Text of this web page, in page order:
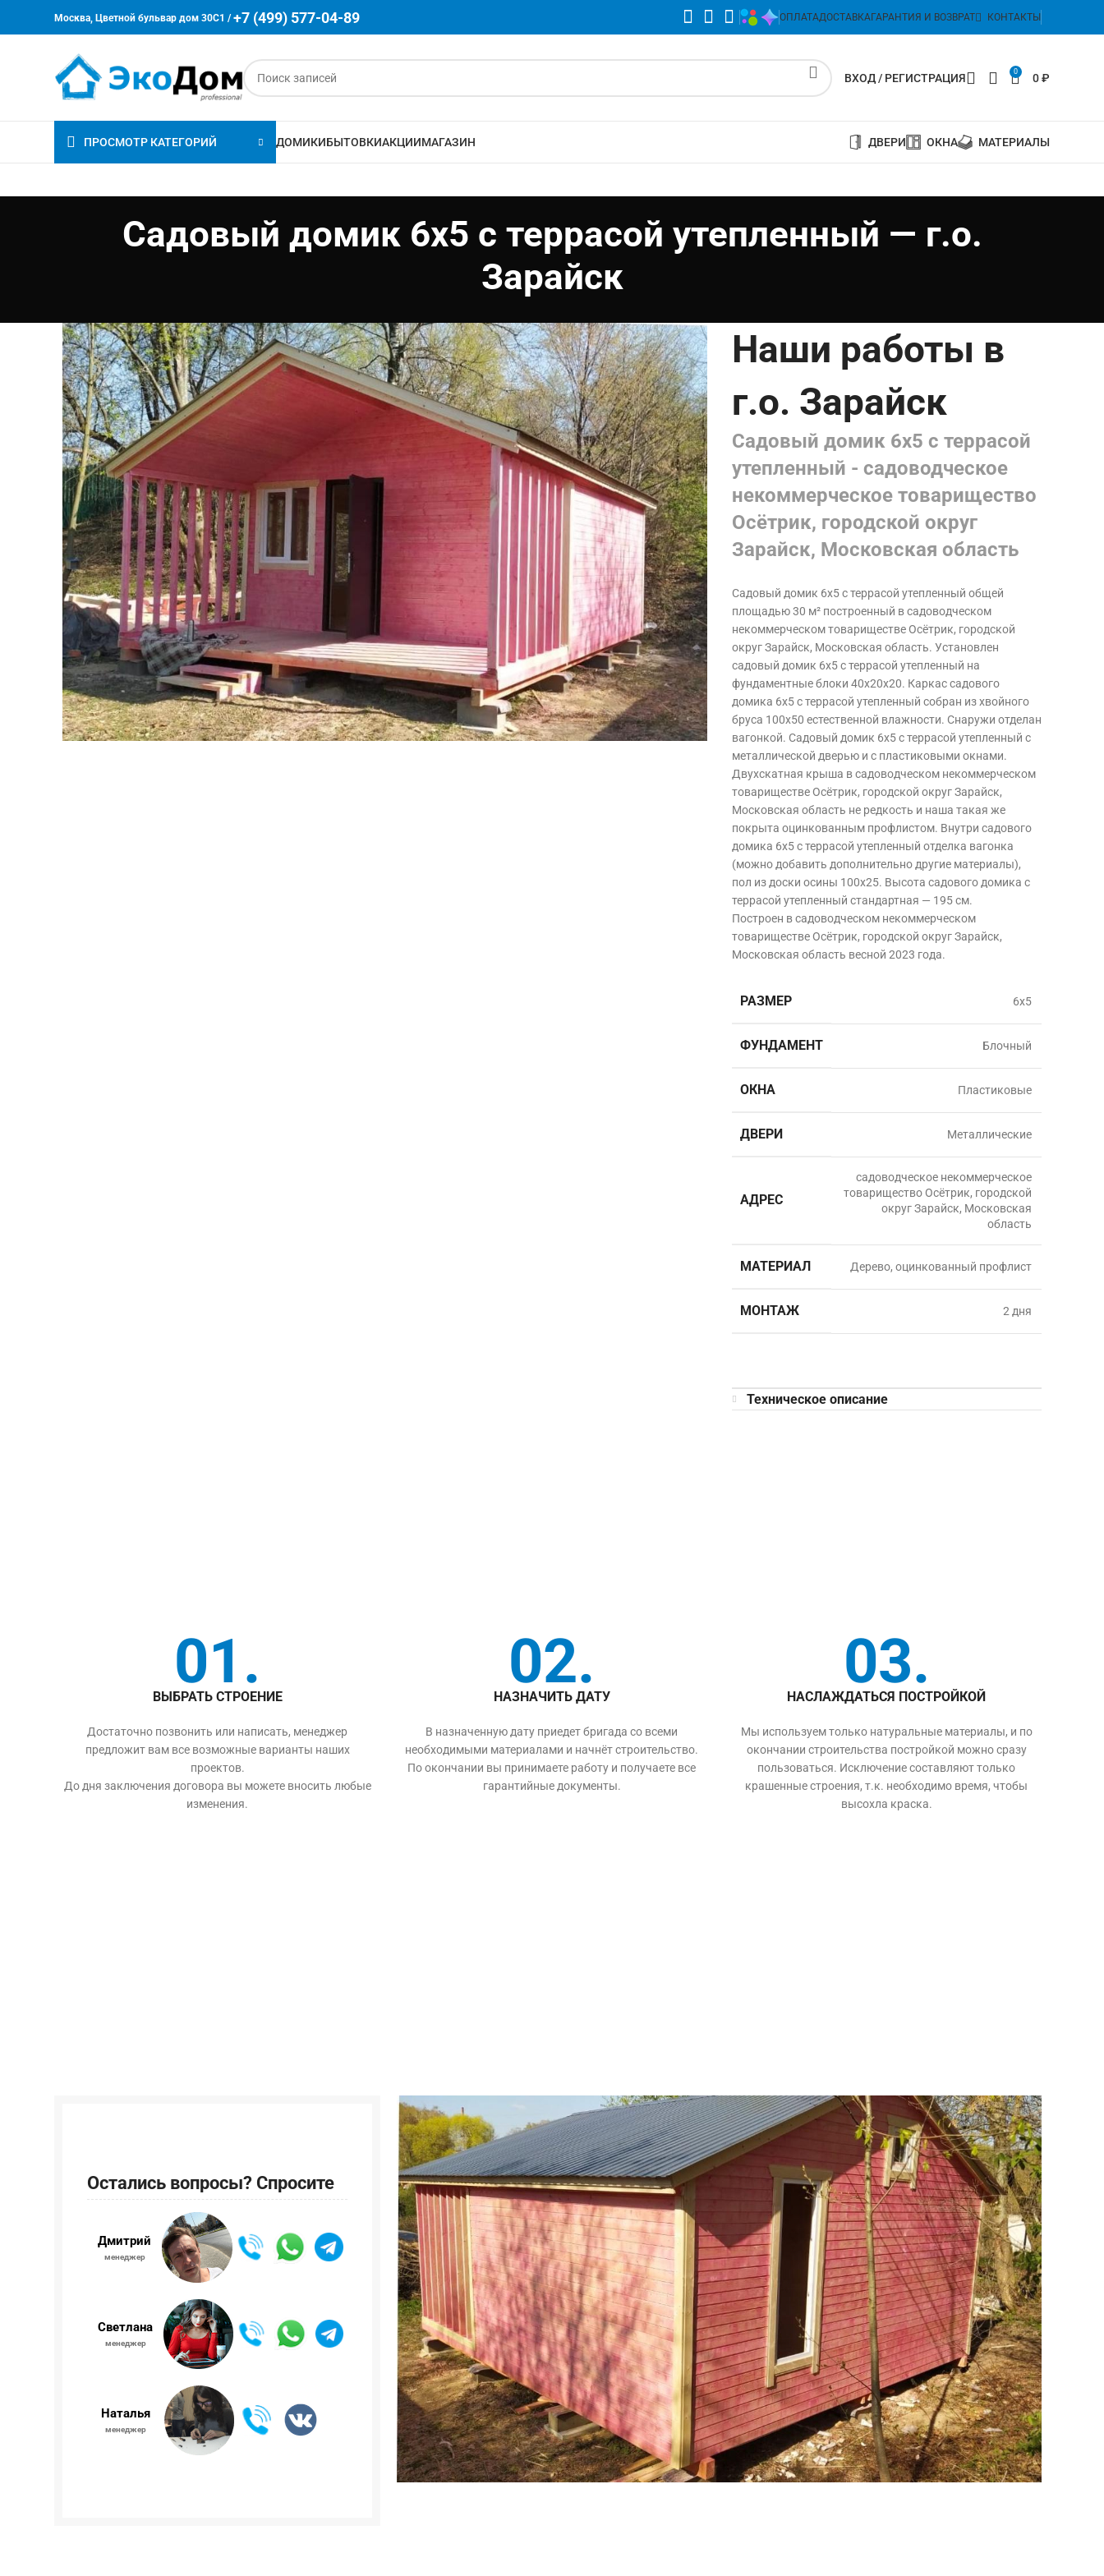
Москва, Цветной бульвар дом 30C1 / +7 (499) 577-04-89 ОПЛАТАДОСТАВКАГАРАНТИЯ И ВОЗВРАТ КОНТАКТЫ
ВХОД / РЕГИСТРАЦИЯ 0 0₽
ПРОСМОТР КАТЕГОРИЙ ДОМИКИБЫТОВКИАКЦИИМАГАЗИН ДВЕРИ ОКНА МАТЕРИАЛЫ
Садовый домик 6х5 с террасой утепленный — г.о.
Зарайск
Наши работы в
г.о. Зарайск
Садовый домик 6х5 с террасой
утепленный - садоводческое
некоммерческое товарищество
Осётрик, городской округ
Зарайск, Московская область
Садовый домик 6х5 с террасой утепленный общей
площадью 30 м² построенный в садоводческом
некоммерческом товариществе Осётрик, городской
округ Зарайск, Московская область. Установлен
садовый домик 6х5 с террасой утепленный на
фундаментные блоки 40х20х20. Каркас садового
домика 6х5 с террасой утепленный собран из хвойного
бруса 100х50 естественной влажности. Снаружи отделан
вагонкой. Садовый домик 6х5 с террасой утепленный с
металлической дверью и с пластиковыми окнами.
Двухскатная крыша в садоводческом некоммерческом
товариществе Осётрик, городской округ Зарайск,
Московская область не редкость и наша такая же
покрыта оцинкованным профлистом. Внутри садового
домика 6х5 с террасой утепленный отделка вагонка
(можно добавить дополнительно другие материалы),
пол из доски осины 100х25. Высота садового домика с
террасой утепленный стандартная — 195 см.
Построен в садоводческом некоммерческом
товариществе Осётрик, городской округ Зарайск,
Московская область весной 2023 года.
РАЗМЕР 6х5
ФУНДАМЕНТ Блочный
ОКНА Пластиковые
ДВЕРИ Металлические
АДРЕС
садоводческое некоммерческое
товарищество Осётрик, городской
округ Зарайск, Московская
область
МАТЕРИАЛ Дерево, оцинкованный профлист
МОНТАЖ 2 дня
Техническое описание
01.
ВЫБРАТЬ СТРОЕНИЕ
Достаточно позвонить или написать, менеджер
предложит вам все возможные варианты наших
проектов.
До дня заключения договора вы можете вносить любые
изменения.
02.
НАЗНАЧИТЬ ДАТУ
В назначенную дату приедет бригада со всеми
необходимыми материалами и начнёт строительство.
По окончании вы принимаете работу и получаете все
гарантийные документы.
03.
НАСЛАЖДАТЬСЯ ПОСТРОЙКОЙ
Мы используем только натуральные материалы, и по
окончании строительства постройкой можно сразу
пользоваться. Исключение составляют только
крашенные строения, т.к. необходимо время, чтобы
высохла краска.
Остались вопросы? Спросите
Дмитрий
менеджер
Светлана
менеджер
Наталья
менеджер